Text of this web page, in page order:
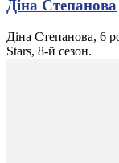
Діна Степанова
Діна Степанова, 6
Stars, 8-й сезон.